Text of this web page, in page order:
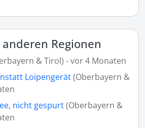
Regionen
& Tirol) - vor 4 Monaten
Loipengerät(Oberbayern &
nicht gespurt(Oberbayern &